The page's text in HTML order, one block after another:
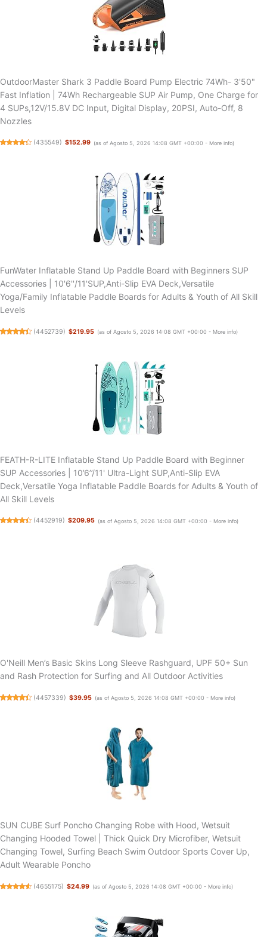
OutdoorMaster Shark 3 Paddle Board Pump Electric 74Wh- 3'50"
Fast Inflation | 74Wh Rechargeable SUP Air Pump, One Charge for
4 SUPs,12V/15.8V DC Input, Digital Display, 20PSI, Auto-Off, 8
Nozzles
(435549) $152.99 (as of Agosto 5, 2026 14:08 GMT +00:00 - More info)
FunWater Inflatable Stand Up Paddle Board with Beginners SUP
Accessories | 10'6''/11'SUP,Anti-Slip EVA Deck,Versatile
Yoga/Family Inflatable Paddle Boards for Adults & Youth of All Skill
Levels
(4452739) $219.95 (as of Agosto 5, 2026 14:08 GMT +00:00 - More info)
FEATH-R-LITE Inflatable Stand Up Paddle Board with Beginner
SUP Accessories | 10’6’’/11' Ultra-Light SUP,Anti-Slip EVA
Deck,Versatile Yoga Inflatable Paddle Boards for Adults & Youth of
All Skill Levels
(4452919) $209.95 (as of Agosto 5, 2026 14:08 GMT +00:00 - More info)
O'Neill Men’s Basic Skins Long Sleeve Rashguard, UPF 50+ Sun
and Rash Protection for Surfing and All Outdoor Activities
(4457339) $39.95 (as of Agosto 5, 2026 14:08 GMT +00:00 - More info)
SUN CUBE Surf Poncho Changing Robe with Hood, Wetsuit
Changing Hooded Towel | Thick Quick Dry Microfiber, Wetsuit
Changing Towel, Surfing Beach Swim Outdoor Sports Cover Up,
Adult Wearable Poncho
(4655175) $24.99 (as of Agosto 5, 2026 14:08 GMT +00:00 - More info)